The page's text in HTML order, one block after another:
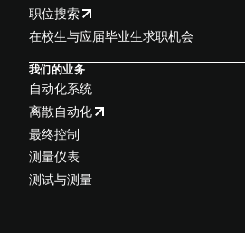
职位搜索
在校生与应届毕业生求职机会
我们的业务
自动化系统
离散自动化
最终控制
测量仪表
测试与测量